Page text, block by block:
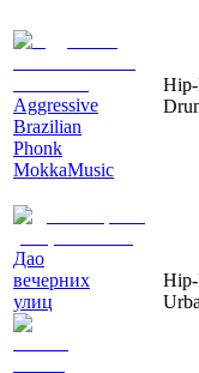
Aggressive
Brazilian
Phonk
MokkaMusic
Hip-
Дао
вечерних
улиц
Hip-